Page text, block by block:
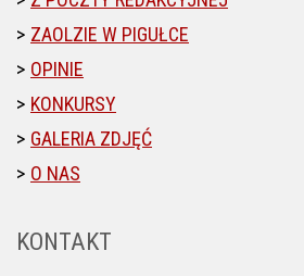
ZAOLZIE W PIGUŁCE
OPINIE
KONKURSY
GALERIA ZDJĘĆ
O NAS
KONTAKT